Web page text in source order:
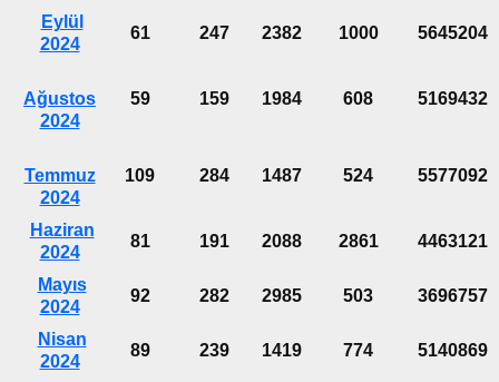
Eylül
2024
61 247 2382 1000 5645204
Ağustos
2024
59 159 1984 608 5169432
Temmuz
2024
109 284 1487 524 5577092
Haziran
2024
81 191 2088 2861 4463121
Mayıs
2024
92 282 2985 503 3696757
Nisan
2024
89 239 1419 774 5140869